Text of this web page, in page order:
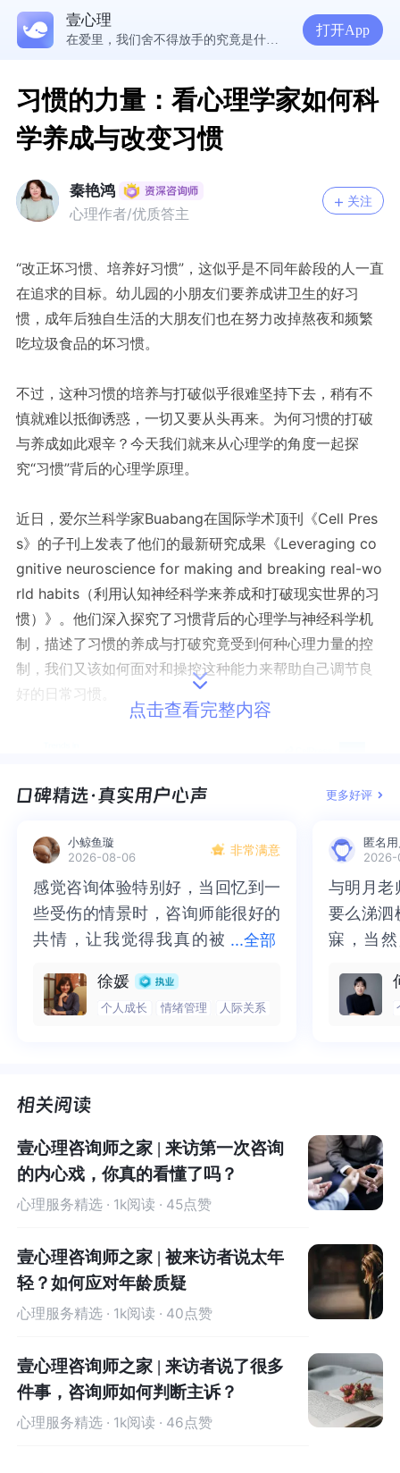
壹心理
5300万人在这里获得专业心理帮助
打开App
习惯的力量：看心理学家如何科
学养成与改变习惯
秦艳鸿
心理作者/优质答主
关注
“改正坏习惯、培养好习惯”，这似乎是不同年龄段的人一直
在追求的目标。幼儿园的小朋友们要养成讲卫生的好习
惯，成年后独自生活的大朋友们也在努力改掉熬夜和频繁
吃垃圾食品的坏习惯。
不过，这种习惯的培养与打破似乎很难坚持下去，稍有不
慎就难以抵御诱惑，一切又要从头再来。为何习惯的打破
与养成如此艰辛？今天我们就来从心理学的角度一起探
究“习惯”背后的心理学原理。
近日，爱尔兰科学家Buabang在国际学术顶刊《Cell Pres
s》的子刊上发表了他们的最新研究成果《Leveraging co
gnitive neuroscience for making and breaking real-wo
rld habits（利用认知神经科学来养成和打破现实世界的习
惯）》。他们深入探究了习惯背后的心理学与神经科学机
制，描述了习惯的养成与打破究竟受到何种心理力量的控
制，我们又该如何面对和操控这种能力来帮助自己调节良
好的日常习惯。
文章指出，习惯的形成和打破涉及到两个大脑系统的平
，分别是“刺激-反应 （S-R）系统”和“目标 （Goal-
irected ）系统”。
刺激-反应系统主要负责我们在熟悉的环境中高效地重复那
些已经多次 练习的动作 ；而目标 -导向系统则
灵活
Buabang举了
一个贴近生活的例子。当一个人搬到新城市时，每个转弯
和交叉路口 该如何走，都是一个有着明确目的和意识的决
定。但随着日复一日的 重复，这些动作逐渐转变为近乎自
这种从有意到无意的转变—即习惯的养成— 至关重要。因
为它释放了高级认知资源，可以
那些需要花费
变化。当情景发生变化时，依靠重复经历或 训练得来的习
惯，反而可能使适应新环境变得更加
例如，出国驾驶汽车时，从国内的
“右侧通行”转变为“左侧
点击查看完整内容
更多好评
小鲸鱼璇
2026-08-06
非常满意
...全部
感觉咨询体验特别好，当回忆到一
些受伤的情景时，咨询师能很好的
共情，让我觉得我真的被
一部分未处理的情绪被注意到了，
而且当咨询师准确说出我当时的情
觉轻快了很多，感觉轻松了。很感
谢咨询师姐姐！
感觉咨询体验特别好，当回忆到一
些受伤的情景时，咨询师能很好的
共情，让我觉得我真的被抱住了。
处理的情绪被注意到了，而且当咨
询师准确说出我当时的情绪，我感
了很多，感觉轻松了。很感谢咨询
师姐姐！
徐媛
个人成长 情绪管理 人际关系
匿名
2026-
与明月老
要么涕泗
寐，当
来，觉
再困于
与明月老
要么涕泗
寐，当然
不必再
梏，更
壹心理咨询师之家 | 来访第一次咨询
的内心戏，你真的看懂了吗？
心理服务精选 · 1k阅读 · 45点赞
壹心理咨询师之家 | 被来访者说太年
轻？如何应对年龄质疑
心理服务精选 · 1k阅读 · 40点赞
壹心理咨询师之家 | 来访者说了很多
件事，咨询师如何判断主诉？
心理服务精选 · 1k阅读 · 46点赞